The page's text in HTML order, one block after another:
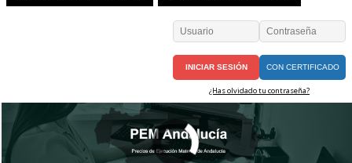
CON CERTIFICADO
¿Has olvidado tu contraseña?